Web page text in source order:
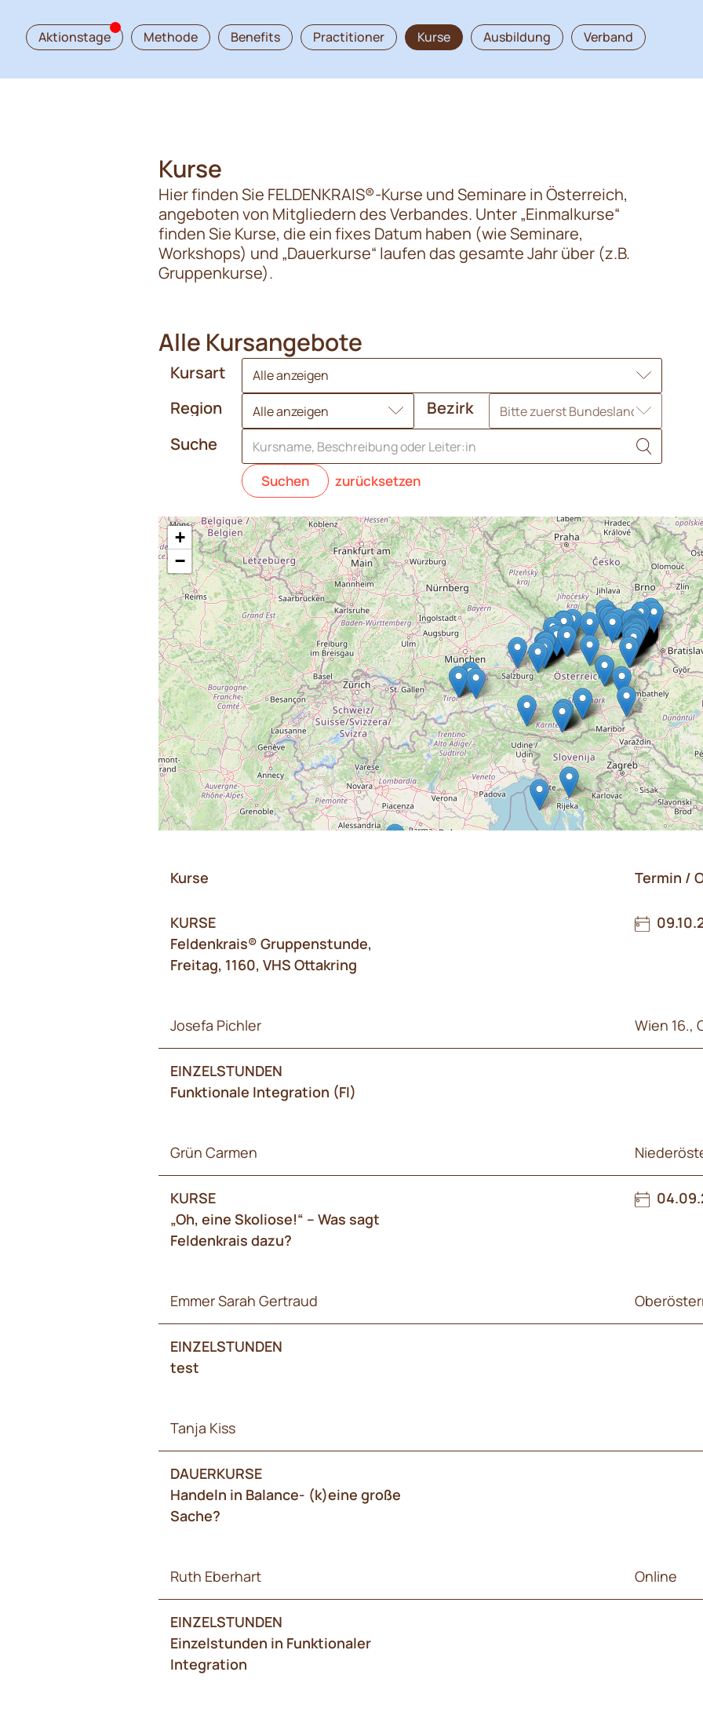
Aktionstage Methode Benefits Practitioner Kurse Ausbildung Verband
Kurse
Hier finden Sie FELDENKRAIS®-Kurse und Seminare in Österreich,
angeboten von Mitgliedern des Verbandes. Unter „Einmalkurse“
finden Sie Kurse, die ein fixes Datum haben (wie Seminare,
Workshops) und „Dauerkurse“ laufen das gesamte Jahr über (z.B.
Gruppenkurse).
Alle Kursangebote
Kursart
Region
Bezirk
Suche
Suchen zurücksetzen
+
−
Kurse Termin /
KURSE
Feldenkrais® Gruppenstunde,
Freitag, 1160, VHS Ottakring
Josefa Pichler Wien 16.,
EINZELSTUNDEN
Funktionale Integration (FI)
Grün Carmen
KURSE
„Oh, eine Skoliose!“ – Was sagt
Feldenkrais dazu?
Emmer Sarah Gertraud
EINZELSTUNDEN
test
Tanja Kiss
DAUERKURSE
Handeln in Balance- (k)eine große
Sache?
Ruth Eberhart Online
EINZELSTUNDEN
Einzelstunden in Funktionaler
Integration